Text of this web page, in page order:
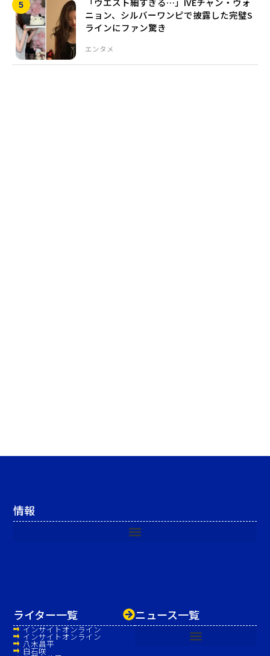
エンタメ
ニョン、シルバーワンピで披露した完璧S
ラインにファン驚き
ニュース一覧
ライター一覧
インサイトオンライン
インサイトオンライン
八木昌平
白石咲
情報